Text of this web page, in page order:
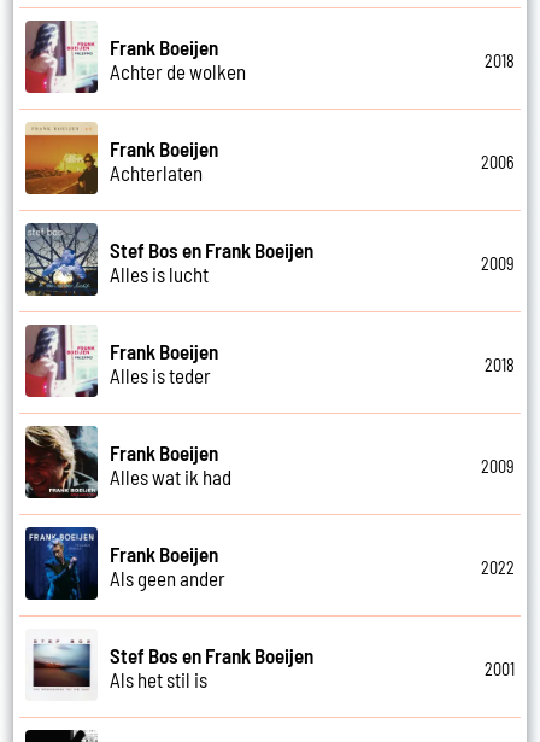
Frank Boeijen
Achter de wolken
2018
Frank Boeijen
Achterlaten
2006
Stef Bos en Frank Boeijen
Alles is lucht
2009
Frank Boeijen
Alles is teder
2018
Frank Boeijen
Alles wat ik had
2009
Frank Boeijen
Als geen ander
2022
Stef Bos en Frank Boeijen
Als het stil is
2001